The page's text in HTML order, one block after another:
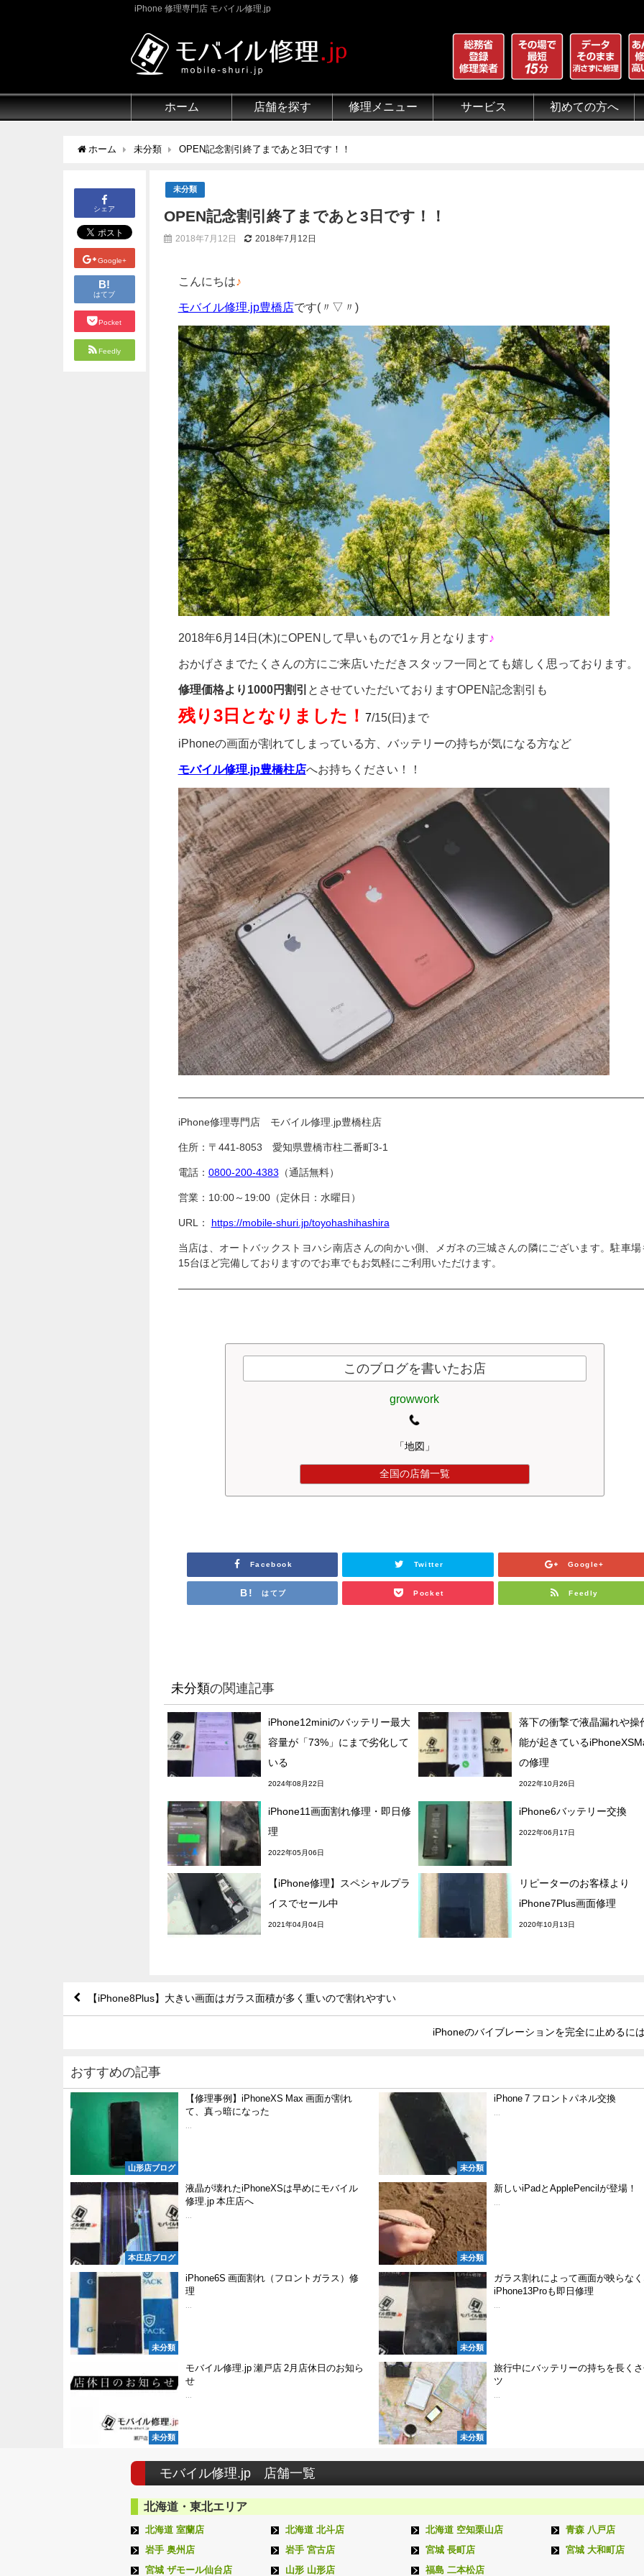
iPhone 修理専門店 モバイル修理.jp
ホーム 店舗を探す 修理メニュー サービス 初めての方へ
ホーム 未分類 OPEN記念割引終了まであと3日です！！
シェア
Google+
B!
はてブ
Pocket
Feedly
未分類
OPEN記念割引終了まであと3日です！！
2018年7月12日 2018年7月12日
こんにちは ♪
モバイル修理.jp豊橋店です(〃▽〃)
2018年6月14日(木)にOPENして早いもので1ヶ月となります ♪
おかげさまでたくさんの方にご来店いただきスタッフ一同とても嬉しく思っております。
修理価格より1000円割引 とさせていただいておりますOPEN記念割引も
残り3日となりました！ 7/15(日)まで
iPhoneの画面が割れてしまっている方、バッテリーの持ちが気になる方など
モバイル修理.jp豊橋柱店へお持ちください！！
iPhone修理専門店 モバイル修理.jp豊橋柱店
住所：〒441-8053 愛知県豊橋市柱二番町3-1
電話： 0800-200-4383 （通話無料）
営業：10:00～19:00（定休日：水曜日）
URL： https://mobile-shuri.jp/toyohashihashira
当店は、オートバックストヨハシ南店さんの向かい側、メガネの三城さんの隣にございます。駐車場
15台ほど完備しておりますのでお車でもお気軽にご利用いただけます。
このブログを書いたお店
growwork
「地図」
全国の店舗一覧
Facebook Twitter Google+
はてブ Pocket Feedly
未分類の関連記事
iPhone12miniのバッテリー最大
容量が「73%」にまで劣化して
いる
2024年08月22日
落下の衝撃で液晶漏れや操
能が起きている
の修理
2022年10月26日
iPhone11画面割れ修理・即日修
理
2022年05月06日
iPhone6バッテリー交換
2022年06月17日
【iPhone修理】スペシャルプラ
イスでセール中
2021年04月04日
リピーターのお客様より
iPhone7Plus画面修理
2020年10月13日
【iPhone8Plus】大きい画面はガラス面積が多く重いので割れやすい
iPhoneのバイブレーションを完全に止めるに
おすすめの記事
山形店ブログ
【修理事例】iPhoneXS Max 画面が割れ
て、真っ暗になった
未分類
iPhone 7 フロントパネル交換
本庄店ブログ
液晶が壊れたiPhoneXSは早めにモバイル
修理.jp 本庄店へ
未分類
新しいiPadとApplePencilが登場！
未分類
iPhone6S 画面割れ（フロントガラス）修
理
未分類
ガラス割れによって画面が映らな
iPhone13Proも即日修理
未分類
モバイル修理.jp 瀬戸店 2月店休日のお知ら
せ
未分類
旅行中にバッテリーの持ちを長く
ツ
モバイル修理.jp 店舗一覧
北海道・東北エリア
北海道 室蘭店 北海道 北斗店 北海道 空知栗山店
青森 八戸店
岩手 奥州店
岩手 宮古店 宮城 長町店
宮城 大和町店
宮城 ザモール仙台店
山形 山形店 福島 二本松店